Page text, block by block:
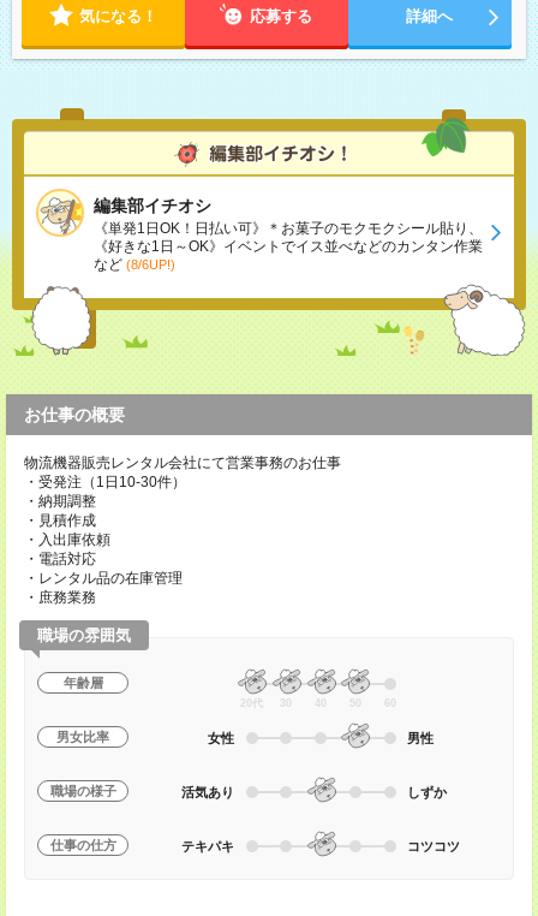
気になる！ 応募する 詳細へ
編集部イチオシ
《単発1日OK！日払い可》＊お菓子のモクモクシール貼り、
《好きな1日～OK》イベントでイス並べなどのカンタン作業
など (8/6UP!)
お仕事の概要
物流機器販売レンタル会社にて営業事務のお仕事
・受発注（1日10-30件）
・納期調整
・見積作成
・入出庫依頼
・電話対応
・レンタル品の在庫管理
・庶務業務
職場の雰囲気
年齢層
20代 30 40 50 60
男女比率 女性 男性
職場の様子 活気あり しずか
仕事の仕方 テキパキ コツコツ